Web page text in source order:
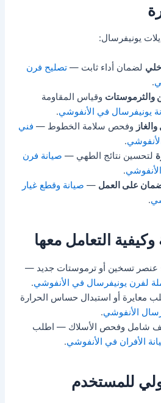
يونيفرسال:
لضمان أداء ثابت —تصليح فرن
.
والثرموستات وقياس المقاومة
يونيفرسال في الأنفوشي.
وفحص سلامة الخطوط — فني
.
لتحسين نتائج الطهي — صيانة فرن
.
على العمل — صيانة وقطع غيار
.
وكيفية التعامل معها
عنصر تسخين أو ترموستات جديد —
لفرن يونيفرسال في الأنفوشي.
معايرة أو استبدال حساس الحرارة
الأنفوشي.
شامل وفحص الأسلاك — اطلب
الأفران في الأنفوشي.
للمستخدم